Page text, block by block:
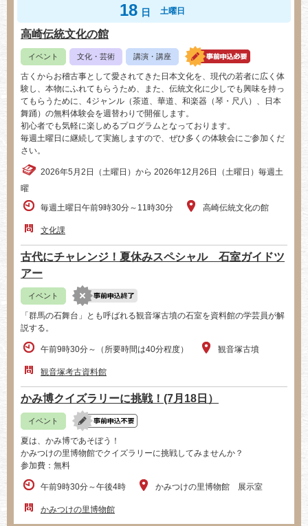
18 日 土曜日
高崎伝統文化の館
イベント 文化・芸術 講演・講座
古くからお稽古事として愛されてきた日本文化を、現代の若者に広く体
験し、本物にふれてもらうため、また、伝統文化に少しでも興味を持っ
てもらうために、4ジャンル（茶道、華道、和楽器（琴・尺八）、日本
舞踊）の無料体験会を週替わりで開催します。
初心者でも気軽に楽しめるプログラムとなっております。
毎週土曜日に継続して実施しますので、ぜひ多くの体験会にご参加くだ
さい。
2026年5月2日（土曜日）から 2026年12月26日（土曜日）毎週土
曜
毎週土曜日午前9時30分～11時30分
高崎伝統文化の館
文化課
古代にチャレンジ！夏休みスペシャル 石室ガイドツ
アー
イベント
「群馬の石舞台」とも呼ばれる観音塚古墳の石室を資料館の学芸員が解
説する。
午前9時30分～（所要時間は40分程度） 観音塚古墳
観音塚考古資料館
かみ博クイズラリーに挑戦！(7月18日）
イベント
夏は、かみ博であそぼう！
かみつけの里博物館でクイズラリーに挑戦してみませんか？
参加費：無料
午前9時30分～午後4時 かみつけの里博物館 展示室
かみつけの里博物館